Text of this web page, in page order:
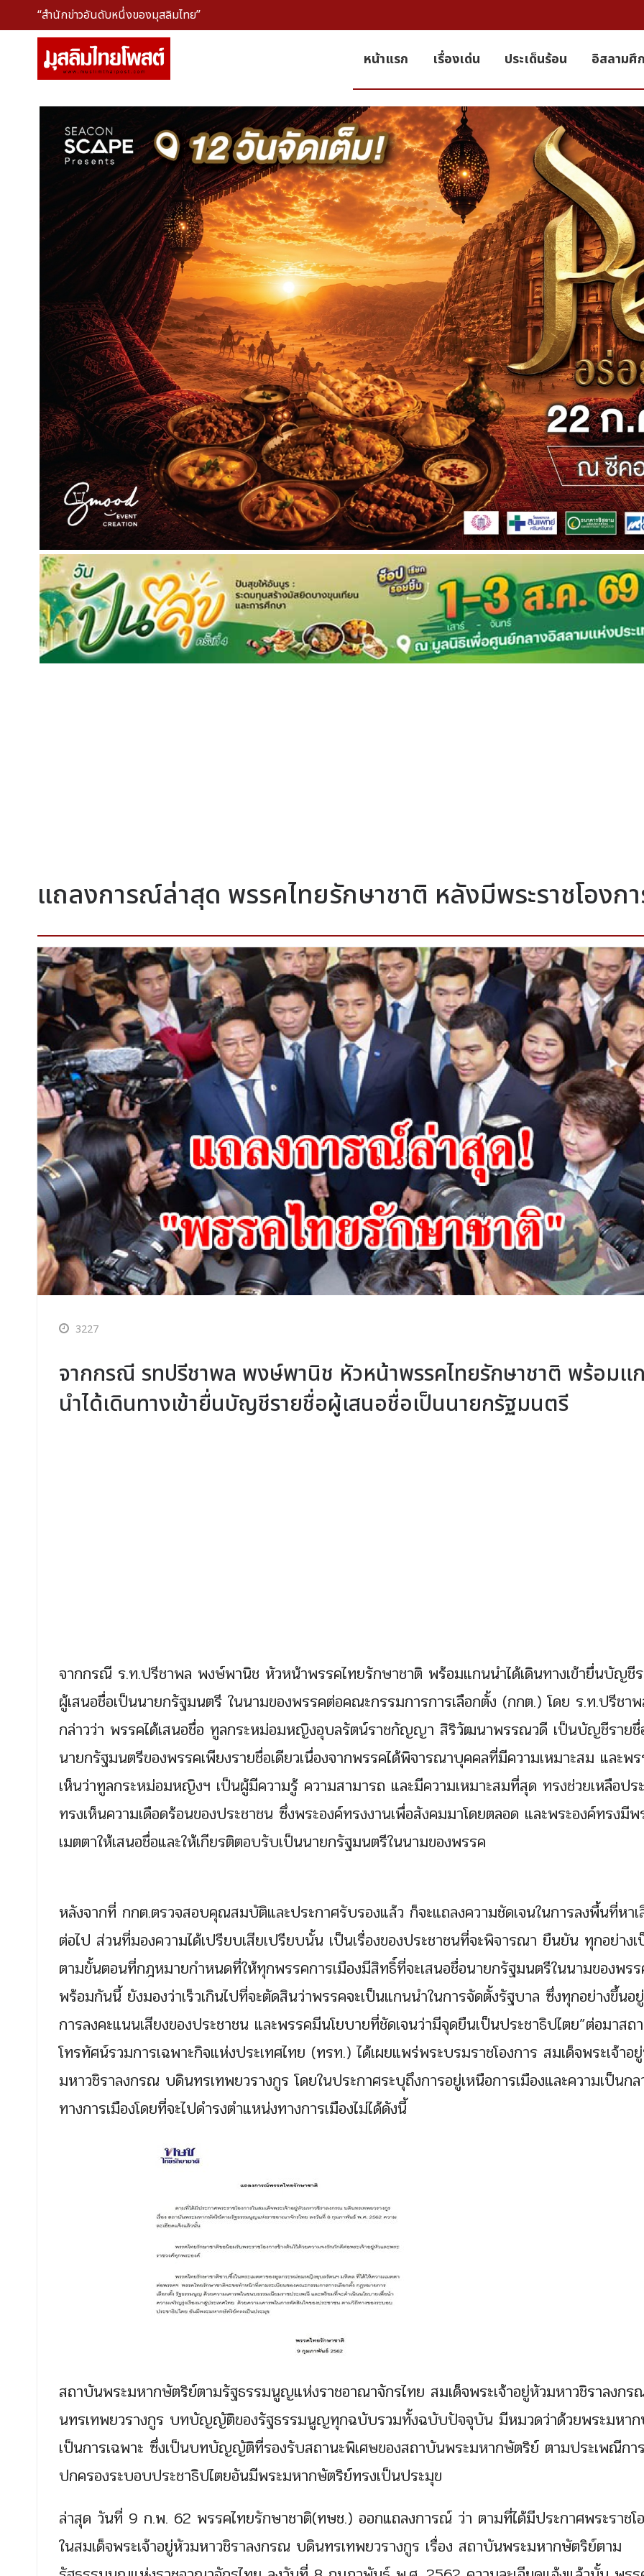
“สำนักข่าวอันดับหนึ่งของมุสลิมไทย”
หน้าแรก เรื่องเด่น ประเด็นร้อน อิสลามศึ
แถลงการณ์ล่าสุด พรรคไทยรักษาชาติ หลังมีพระราชโองก
3227
จากกรณี รทปรีชาพล พงษ์พานิช หัวหน้าพรรคไทยรักษาชาติ พร้อมแ
นำได้เดินทางเข้ายื่นบัญชีรายชื่อผู้เสนอชื่อเป็นนายกรัฐมนตรี
จากกรณี ร.ท.ปรีชาพล พงษ์พานิช หัวหน้าพรรคไทยรักษาชาติ พร้อมแกนนำได้เดินทางเข้ายื่นบัญชี
ผู้เสนอชื่อเป็นนายกรัฐมนตรี ในนามของพรรคต่อคณะกรรมการการเลือกตั้ง (กกต.) โดย ร.ท.ปรีชา
กล่าวว่า พรรคได้เสนอชื่อ ทูลกระหม่อมหญิงอุบลรัตน์ราชกัญญา สิริวัฒนาพรรณวดี เป็นบัญชีราย
นายกรัฐมนตรีของพรรคเพียงรายชื่อเดียวเนื่องจากพรรคได้พิจารณาบุคคลที่มีความเหมาะสม และพ
เห็นว่าทูลกระหม่อมหญิงฯ เป็นผู้มีความรู้ ความสามารถ และมีความเหมาะสมที่สุด ทรงช่วยเหลือปร
ทรงเห็นความเดือดร้อนของประชาชน ซึ่งพระองค์ทรงงานเพื่อสังคมมาโดยตลอด และพระองค์ทรงมีพ
เมตตาให้เสนอชื่อและให้เกียรติตอบรับเป็นนายกรัฐมนตรีในนามของพรรค
หลังจากที่ กกต.ตรวจสอบคุณสมบัติและประกาศรับรองแล้ว ก็จะแถลงความชัดเจนในการลงพื้นที่หาเ
ต่อไป ส่วนที่มองความได้เปรียบเสียเปรียบนั้น เป็นเรื่องของประชาชนที่จะพิจารณา ยืนยัน ทุกอย่าง
ตามขั้นตอนที่กฎหมายกำหนดที่ให้ทุกพรรคการเมืองมีสิทธิ์ที่จะเสนอชื่อนายกรัฐมนตรีในนามของพร
พร้อมกันนี้ ยังมองว่าเร็วเกินไปที่จะตัดสินว่าพรรคจะเป็นแกนนำในการจัดตั้งรัฐบาล ซึ่งทุกอย่างขึ้นอ
การลงคะแนนเสียงของประชาชน และพรรคมีนโยบายที่ชัดเจนว่ามีจุดยืนเป็นประชาธิปไตย”ต่อมาสถ
โทรทัศน์รวมการเฉพาะกิจแห่งประเทศไทย (ทรท.) ได้เผยแพร่พระบรมราชโองการ สมเด็จพระเจ้าอ
มหาวชิราลงกรณ บดินทรเทพยวรางกูร โดยในประกาศระบุถึงการอยู่เหนือการเมืองและความเป็นกล
ทางการเมืองโดยที่จะไปดำรงตำแหน่งทางการเมืองไม่ได้ดังนี้
สถาบันพระมหากษัตริย์ตามรัฐธรรมนูญแห่งราชอาณาจักรไทย สมเด็จพระเจ้าอยู่หัวมหาวชิราลงก
นทรเทพยวรางกูร บทบัญญัติของรัฐธรรมนูญทุกฉบับรวมทั้งฉบับปัจจุบัน มีหมวดว่าด้วยพระมหา
เป็นการเฉพาะ ซึ่งเป็นบทบัญญัติที่รองรับสถานะพิเศษของสถาบันพระมหากษัตริย์ ตามประเพณีกา
ปกครองระบอบประชาธิปไตยอันมีพระมหากษัตริย์ทรงเป็นประมุข
ล่าสุด วันที่ 9 ก.พ. 62 พรรคไทยรักษาชาติ(ทษช.) ออกแถลงการณ์ ว่า ตามที่ได้มีประกาศพระราชโ
ในสมเด็จพระเจ้าอยู่หัวมหาวชิราลงกรณ บดินทรเทพยวรางกูร เรื่อง สถาบันพระมหากษัตริย์ตาม